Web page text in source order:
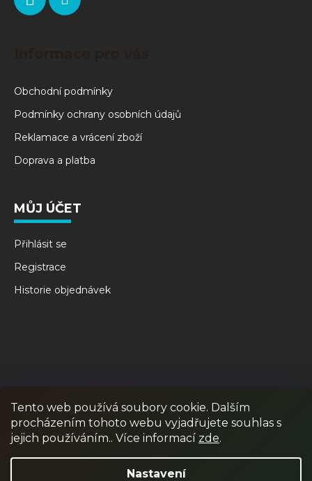
Tento web používá soubory cookie. Dalším
procházením tohoto webu vyjadřujete souhlas s
jejich používáním.. Více informací zde.
Nastavení
Obchodní podmínky
Podmínky ochrany osobních údajů
Reklamace a vrácení zboží
Doprava a platba
MŮJ ÚČET
Přihlásit se
Registrace
Historie objednávek
RPR GAMES PAINTBALL JUNIOR PAINTBALL